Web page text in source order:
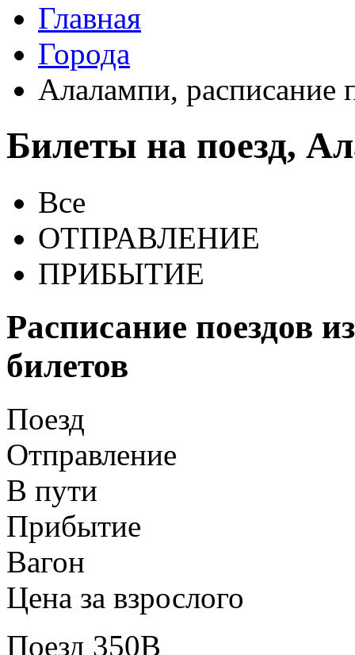
Главная
Города
Алалампи, расписание
Билеты на поезд,
Все
ОТПРАВЛЕНИЕ
ПРИБЫТИЕ
Расписание поездов
билетов
Поезд
Отправление
В пути
Прибытие
Вагон
Цена за взрослого
Поезд 350В